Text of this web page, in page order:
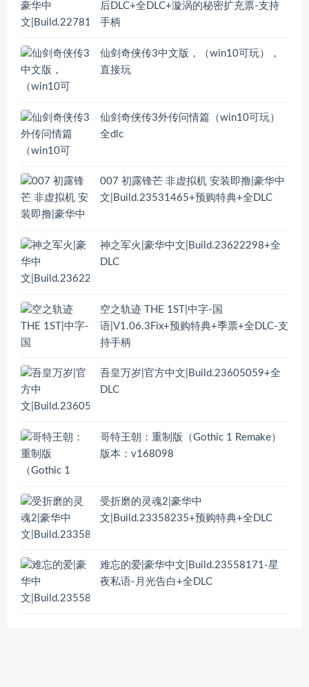
后DLC+全DLC+漩涡的秘密扩充票-支持
手柄
仙剑奇侠传3中文版，（win10可玩），
直接玩
仙剑奇侠传3外传问情篇（win10可玩）
全dlc
007 初露锋芒 非虚拟机 安装即撸|豪华中
文|Build.23531465+预购特典+全DLC
神之军火|豪华中文|Build.23622298+全
DLC
空之轨迹 THE 1ST|中字-国
语|V1.06.3Fix+预购特典+季票+全DLC-支
持手柄
吾皇万岁|官方中文|Build.23605059+全
DLC
哥特王朝：重制版（Gothic 1 Remake）
版本：v168098
受折磨的灵魂2|豪华中
文|Build.23358235+预购特典+全DLC
难忘的爱|豪华中文|Build.23558171-星
夜私语-月光告白+全DLC